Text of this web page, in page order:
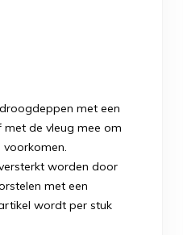
met een
met de vleug mee om
worden door
met een
wordt per stuk